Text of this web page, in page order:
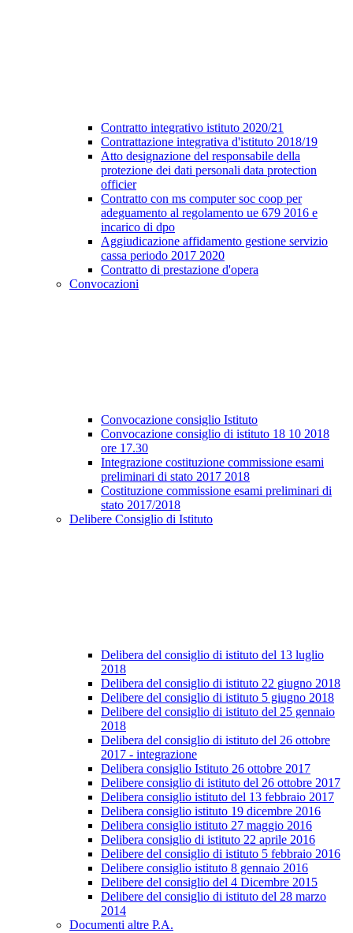
Contratto integrativo istituto 2020/21
Contrattazione integrativa d'istituto 2018/19
Atto designazione del responsabile della
protezione dei dati personali data protection
officier
Contratto con ms computer soc coop per
adeguamento al regolamento ue 679 2016 e
incarico di dpo
Aggiudicazione affidamento gestione servizio
cassa periodo 2017 2020
Contratto di prestazione d'opera
Convocazioni
Convocazione consiglio Istituto
Convocazione consiglio di istituto 18 10 2018
ore 17.30
Integrazione costituzione commissione esami
preliminari di stato 2017 2018
Costituzione commissione esami preliminari di
stato 2017/2018
Delibere Consiglio di Istituto
Delibera del consiglio di istituto del 13 luglio
2018
Delibera del consiglio di istituto 22 giugno 2018
Delibere del consiglio di istituto 5 giugno 2018
Delibere del consiglio di istituto del 25 gennaio
2018
Delibera del consiglio di istituto del 26 ottobre
2017 - integrazione
Delibera consiglio Istituto 26 ottobre 2017
Delibere consiglio di istituto del 26 ottobre 2017
Delibera consiglio istituto del 13 febbraio 2017
Delibera consiglio istituto 19 dicembre 2016
Delibera consiglio istituto 27 maggio 2016
Delibera consiglio di istituto 22 aprile 2016
Delibere del consiglio di istituto 5 febbraio 2016
Delibere consiglio istituto 8 gennaio 2016
Delibere del consiglio del 4 Dicembre 2015
Delibere del consiglio di istituto del 28 marzo
2014
Documenti altre P.A.